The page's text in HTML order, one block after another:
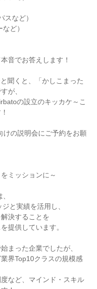
スなど）
ど）
音でお答えします！
聞くと、「かしこまった
が、
の設立のキッカケ～こ
けの説明会にご予約をお願
ミッションに～
と実績を活用し、
決することを
提供しています。
まった企業でしたが、
界Top10クラスの規模感
など、マインド・スキル